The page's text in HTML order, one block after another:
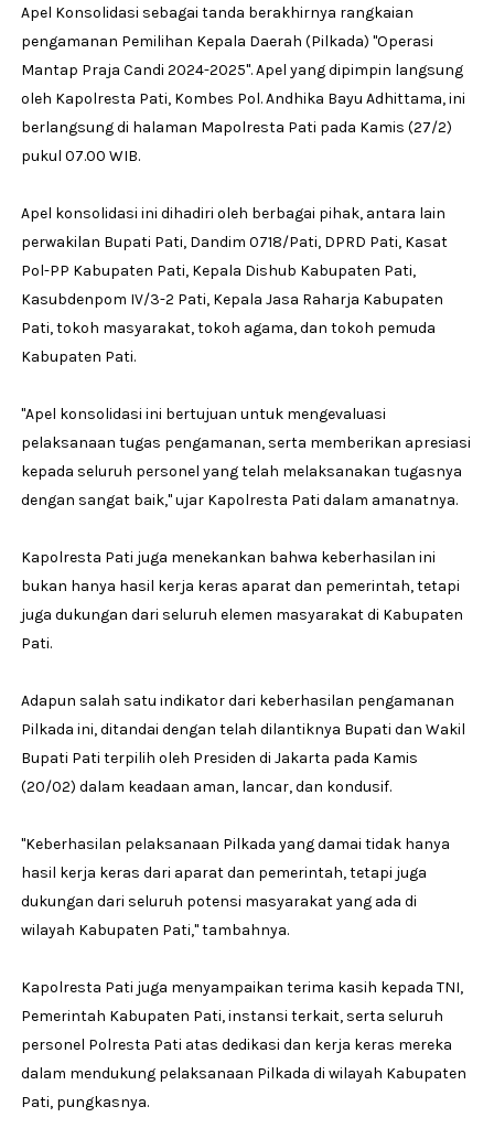
Apel Konsolidasi sebagai tanda berakhirnya rangkaian
pengamanan Pemilihan Kepala Daerah (Pilkada) "Operasi
Mantap Praja Candi 2024-2025". Apel yang dipimpin langsung
oleh Kapolresta Pati, Kombes Pol. Andhika Bayu Adhittama, ini
berlangsung di halaman Mapolresta Pati pada Kamis (27/2)
pukul 07.00 WIB.
Apel konsolidasi ini dihadiri oleh berbagai pihak, antara lain
perwakilan Bupati Pati, Dandim 0718/Pati, DPRD Pati, Kasat
Pol-PP Kabupaten Pati, Kepala Dishub Kabupaten Pati,
Kasubdenpom IV/3-2 Pati, Kepala Jasa Raharja Kabupaten
Pati, tokoh masyarakat, tokoh agama, dan tokoh pemuda
Kabupaten Pati.
"Apel konsolidasi ini bertujuan untuk mengevaluasi
pelaksanaan tugas pengamanan, serta memberikan apresiasi
kepada seluruh personel yang telah melaksanakan tugasnya
dengan sangat baik," ujar Kapolresta Pati dalam amanatnya.
Kapolresta Pati juga menekankan bahwa keberhasilan ini
bukan hanya hasil kerja keras aparat dan pemerintah, tetapi
juga dukungan dari seluruh elemen masyarakat di Kabupaten
Pati.
Adapun salah satu indikator dari keberhasilan pengamanan
Pilkada ini, ditandai dengan telah dilantiknya Bupati dan Wakil
Bupati Pati terpilih oleh Presiden di Jakarta pada Kamis
(20/02) dalam keadaan aman, lancar, dan kondusif.
"Keberhasilan pelaksanaan Pilkada yang damai tidak hanya
hasil kerja keras dari aparat dan pemerintah, tetapi juga
dukungan dari seluruh potensi masyarakat yang ada di
wilayah Kabupaten Pati," tambahnya.
Kapolresta Pati juga menyampaikan terima kasih kepada TNI,
Pemerintah Kabupaten Pati, instansi terkait, serta seluruh
personel Polresta Pati atas dedikasi dan kerja keras mereka
dalam mendukung pelaksanaan Pilkada di wilayah Kabupaten
Pati, pungkasnya.